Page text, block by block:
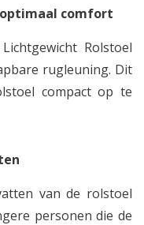
comfort
Rolstoel
rugleuning. Dit
compact op te
van de rolstoel
personen die de